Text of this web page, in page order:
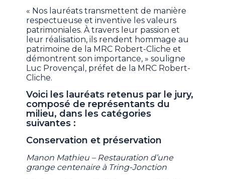
« Nos lauréats transmettent de manière
respectueuse et inventive les valeurs
patrimoniales. À travers leur passion et
leur réalisation, ils rendent hommage au
patrimoine de la MRC Robert-Cliche et
démontrent son importance, » souligne
Luc Provençal, préfet de la MRC Robert-
Cliche.
Voici les lauréats retenus par le jury,
composé de représentants du
milieu, dans les catégories
suivantes :
Conservation et préservation
Manon Mathieu – Restauration d’une
grange centenaire à Tring-Jonction